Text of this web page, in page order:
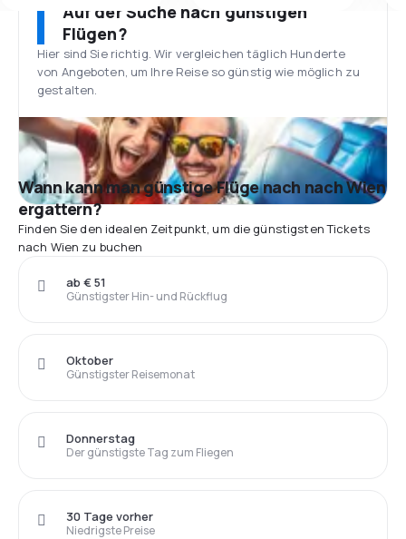
Auf der Suche nach günstigen
Flügen?
Hier sind Sie richtig. Wir vergleichen täglich Hunderte
von Angeboten, um Ihre Reise so günstig wie möglich zu
gestalten.
Wann kann man günstige Flüge nach nach Wien
ergattern?
Finden Sie den idealen Zeitpunkt, um die günstigsten Tickets
nach Wien zu buchen
Günstigster Hin- und Rückflug
ab € 51
Günstigster Reisemonat
Oktober
Der günstigste Tag zum Fliegen
Donnerstag
Niedrigste Preise
30 Tage vorher